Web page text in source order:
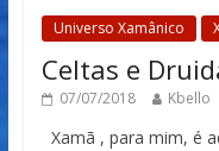
Universo Xamânico
Celtas e
07/07/2018 Kbello
Xamã , para mim, é